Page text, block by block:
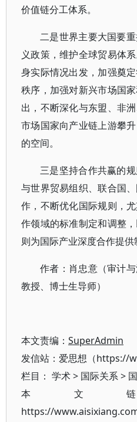
价值链分工体系。
二是世界主要大国要
义政策，维护全球贸易体
身实际情况出发，加强奠
秩序，加强对新兴市场国
出，不断深化与东盟、非
市场国家向产业链上游攀
的空间。
三是坚持合作共赢的
与世界贸易组织、联合国
作，不断优化国际规则，
作领域的标准制定和调整
则为国际产业深度合作提供
作者：肖忠意（审计
教授、博士生导师）
本文责编： SuperAdmin
发信站：爱思想（https://
栏目： 学术> 国际关系>
本文
https://